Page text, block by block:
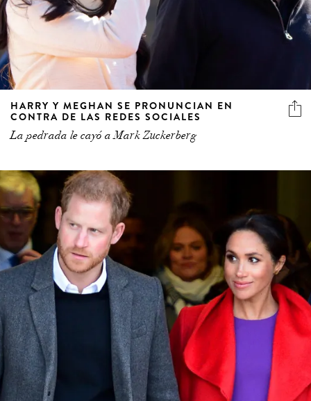
HARRY Y MEGHAN SE PRONUNCIAN EN
CONTRA DE LAS REDES SOCIALES
La pedrada le cayó a Mark Zuckerberg